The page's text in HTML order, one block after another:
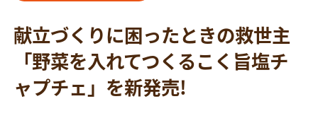
献立づくりに困ったときの救世主
「野菜を入れてつくるこく旨塩チ
ャプチェ」を新発売!